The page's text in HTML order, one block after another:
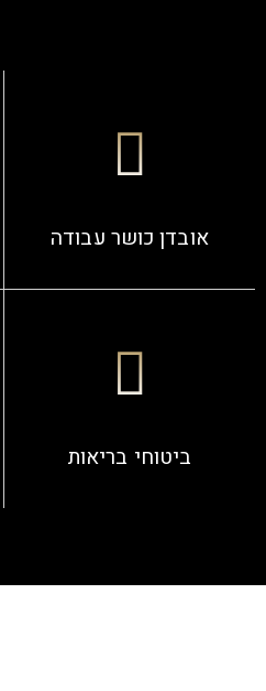
אובדן כושר עבודה
ביטוחי בריאות